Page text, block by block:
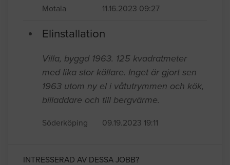
Motala 11.16.2023 09:27
Elinstallation
Villa, byggd 1963. 125 kvadratmeter
med lika stor källare. Inget är gjort sen
1963 utom ny el i våtutrymmen och kök,
billaddare och till bergvärme.
Söderköping 09.19.2023 19:11
INTRESSERAD AV DESSA JOBB?